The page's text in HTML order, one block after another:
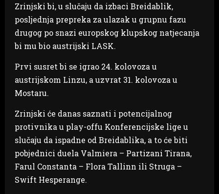
Zrinjski bi, u slučaju da izbaci Breidablik,
posljednja prepreka za ulazak u grupnu fazu
drugog po snazi europskog klupskog natjecanja
bi mu bio austrijski LASK.
Prvi susret bi se igrao 24. kolovoza u
austrijskom Linzu, a uzvrat 31. kolovoza u
Mostaru.
Zrinjski će danas saznati i potencijalnog
protivnika u play-offu Konferencijske lige u
slučaju da ispadne od Breidablika, a to će biti
pobjednici duela Valmiera – Partizani Tirana,
Farul Constanta – Flora Tallinn ili Struga –
Swift Hesperange.